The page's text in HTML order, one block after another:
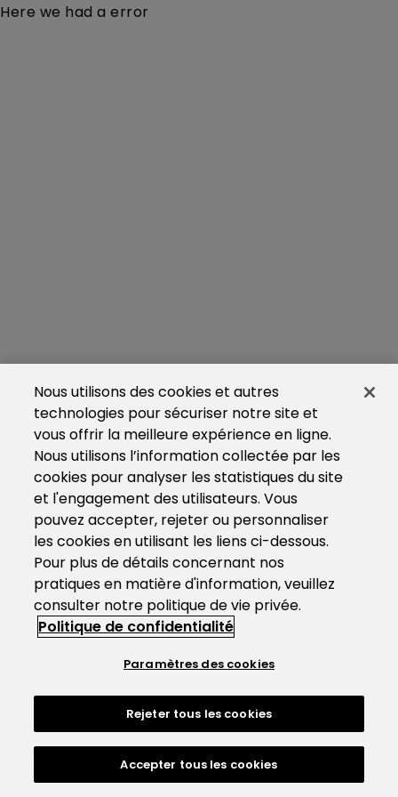
Here we had a error
Nous utilisons des cookies et autres
technologies pour sécuriser notre site et
vous offrir la meilleure expérience en ligne.
Nous utilisons l’information collectée par les
cookies pour analyser les statistiques du site
et l'engagement des utilisateurs. Vous
pouvez accepter, rejeter ou personnaliser
les cookies en utilisant les liens ci-dessous.
Pour plus de détails concernant nos
pratiques en matière d'information, veuillez
consulter notre politique de vie privée.
Politique de confidentialité
Paramètres des cookies
Rejeter tous les cookies
Accepter tous les cookies